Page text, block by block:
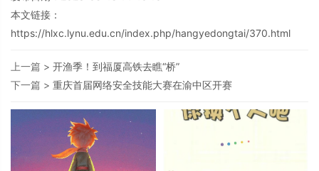
本文链接：
https://hlxc.lynu.edu.cn/index.php/hangyedongtai/370.html
上一篇 > 开渔季！到福厦高铁去瞧“桥”
下一篇 > 重庆首届网络安全技能大赛在渝中区开赛